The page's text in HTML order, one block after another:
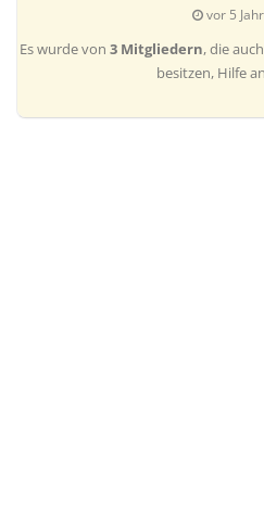
vor 5
Es wurde von 3 Mitgliedern, die
besitzen, Hilfe